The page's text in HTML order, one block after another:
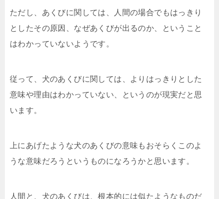
ただし、あくびに関しては、人間の場合でもはっきり
としたその原因、なぜあくびが出るのか、ということ
はわかっていないようです。
従って、犬のあくびに関しては、よりはっきりとした
意味や理由はわかっていない、というのが現実だと思
います。
上にあげたような犬のあくびの意味もおそらくこのよ
うな意味だろうというものになろうかと思います。
人間と、犬のあくびは、根本的には似たようなものだ